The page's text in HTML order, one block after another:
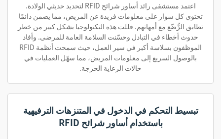
اعتمد مستشفى رائد أساور شرائح RFID لتحديد حديثي الولادة.
تحتوي كل سوار على معلومات فريدة عن المريض، مما يضمن دائمًا
تطابق الرُّضّع مع أمهاتهم. قللت هذه التكنولوجيا بشكل كبير من خطر
حدوث أخطاء في التبادل وحسّنت السلامة العامة للمرضى. وأفاد
الموظفون بسلاسة أكبر في سير العمل، حيث سمحت أنظمة RFID
بالوصول السريع إلى معلومات المريض، مما سهّل العمليات في
حالات الرعاية الحرجة.
تبسيط التحكم في الدخول في المتنزهات الترفيهية
باستخدام أساور شرائح RFID